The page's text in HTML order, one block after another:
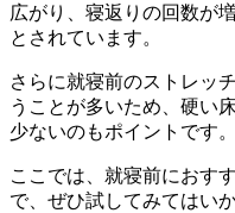
広がり、寝返りの回数が
とされています。
さらに就寝前のストレッ
うことが多いため、硬い
少ないのもポイントです。
ここでは、就寝前におす
で、ぜひ試してみてはい